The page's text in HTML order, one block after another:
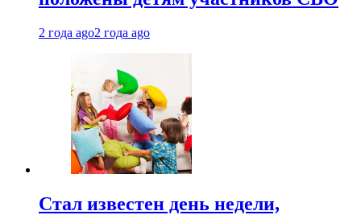
2 года ago2 года ago
Стал известен день недели,